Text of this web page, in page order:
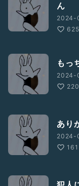
ん
2024-
625
もっ
2024-
220
あり
2024-
161